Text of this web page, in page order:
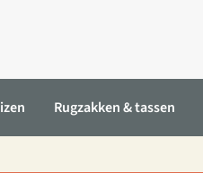
Rugzakken & tassen